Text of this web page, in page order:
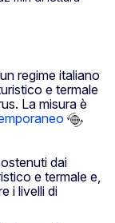
regime italiano
e termale
La misura è
dai
e termale e,
i livelli di